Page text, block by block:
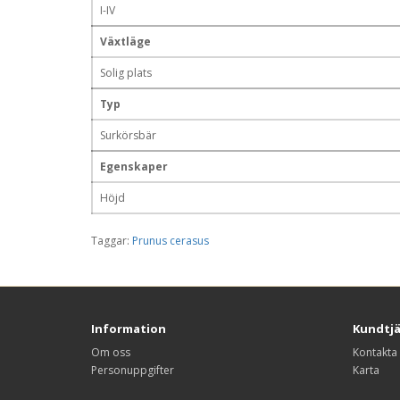
I-IV
Växtläge
Solig plats
Typ
Surkörsbär
Egenskaper
Höjd
Taggar: Prunus cerasus
Information
Om oss
Personuppgifter
Kontakta
Karta